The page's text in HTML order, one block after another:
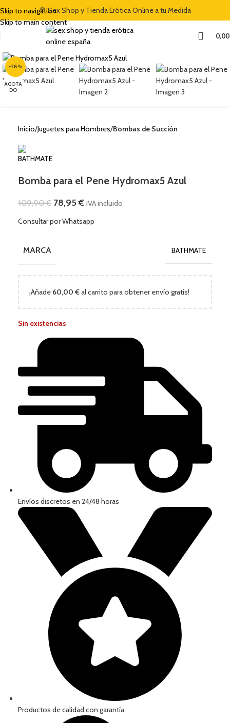
Skip to navigation
Skip to main content
🍭 Sex Shop y Tienda Erótica Online a tu Medida
-28%
AGOTA
DO
Clic para ampliar
Inicio Juguetes para Hombres Bombas de Succión
Bomba para el Pene Hydromax5 Azul
109,90€ 78,95€ IVA incluido
Consultar por Whatsapp
MARCA BATHMATE
¡Añade 60,00 €al carrito para obtener envío gratis!
Sin existencias
Envíos discretos en 24/48 horas
Productos de calidad con garantía